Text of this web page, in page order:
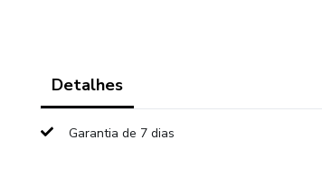
Detalhes
Garantia de 7 dias